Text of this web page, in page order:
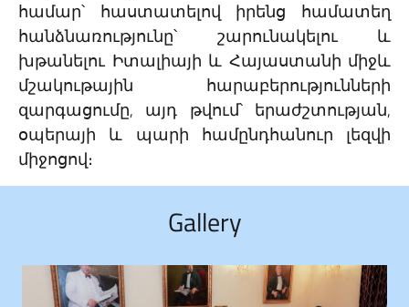
համար՝ հաստատելով իրենց համատեղ
հանձնառությունը՝ շարունակելու և
խթանելու Իտալիայի և Հայաստանի միջև
մշակութային հարաբերությունների
զարգացումը, այդ թվում՝ երաժշտության,
օպերայի և պարի համընդհանուր լեզվի
միջոցով։
Gallery